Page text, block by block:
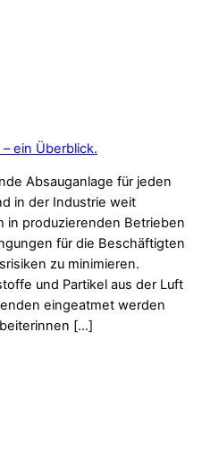
ein Überblick.
Absauganlage für jeden
in der Industrie weit
in produzierenden Betrieben
für die Beschäftigten
zu minimieren.
und Partikel aus der Luft
eingeatmet werden
[…]